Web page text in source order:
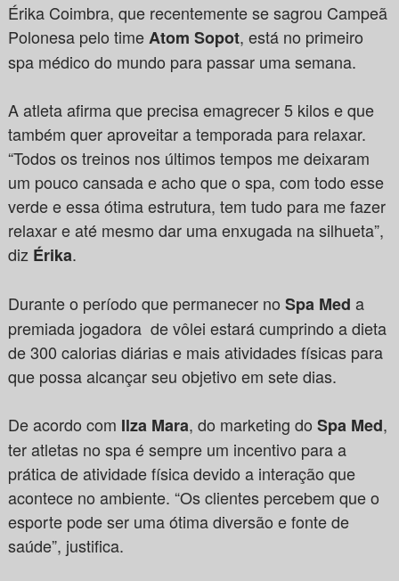
Érika Coimbra, que recentemente se sagrou Campeã
Polonesa pelo timeAtom Sopot, está no primeiro
spa médico do mundo para passar uma semana.
A atleta afirma que precisa emagrecer 5 kilos e que
também quer aproveitar a temporada para relaxar.
“Todos os treinos nos últimos tempos me deixaram
um pouco cansada e acho que o spa, com todo esse
verde e essa ótima estrutura, tem tudo para me fazer
relaxar e até mesmo dar uma enxugada na silhueta”,
diz Érika.
Durante o período que permanecer no Spa Med a
premiada jogadora de vôlei estará cumprindo a dieta
de 300 calorias diárias e mais atividades físicas para
que possa alcançar seu objetivo em sete dias.
De acordo com Ilza Mara, do marketing do Spa Med,
ter atletas no spa é sempre um incentivo para a
prática de atividade física devido a interação que
acontece no ambiente. “Os clientes percebem que o
esporte pode ser uma ótima diversão e fonte de
saúde”, justifica.